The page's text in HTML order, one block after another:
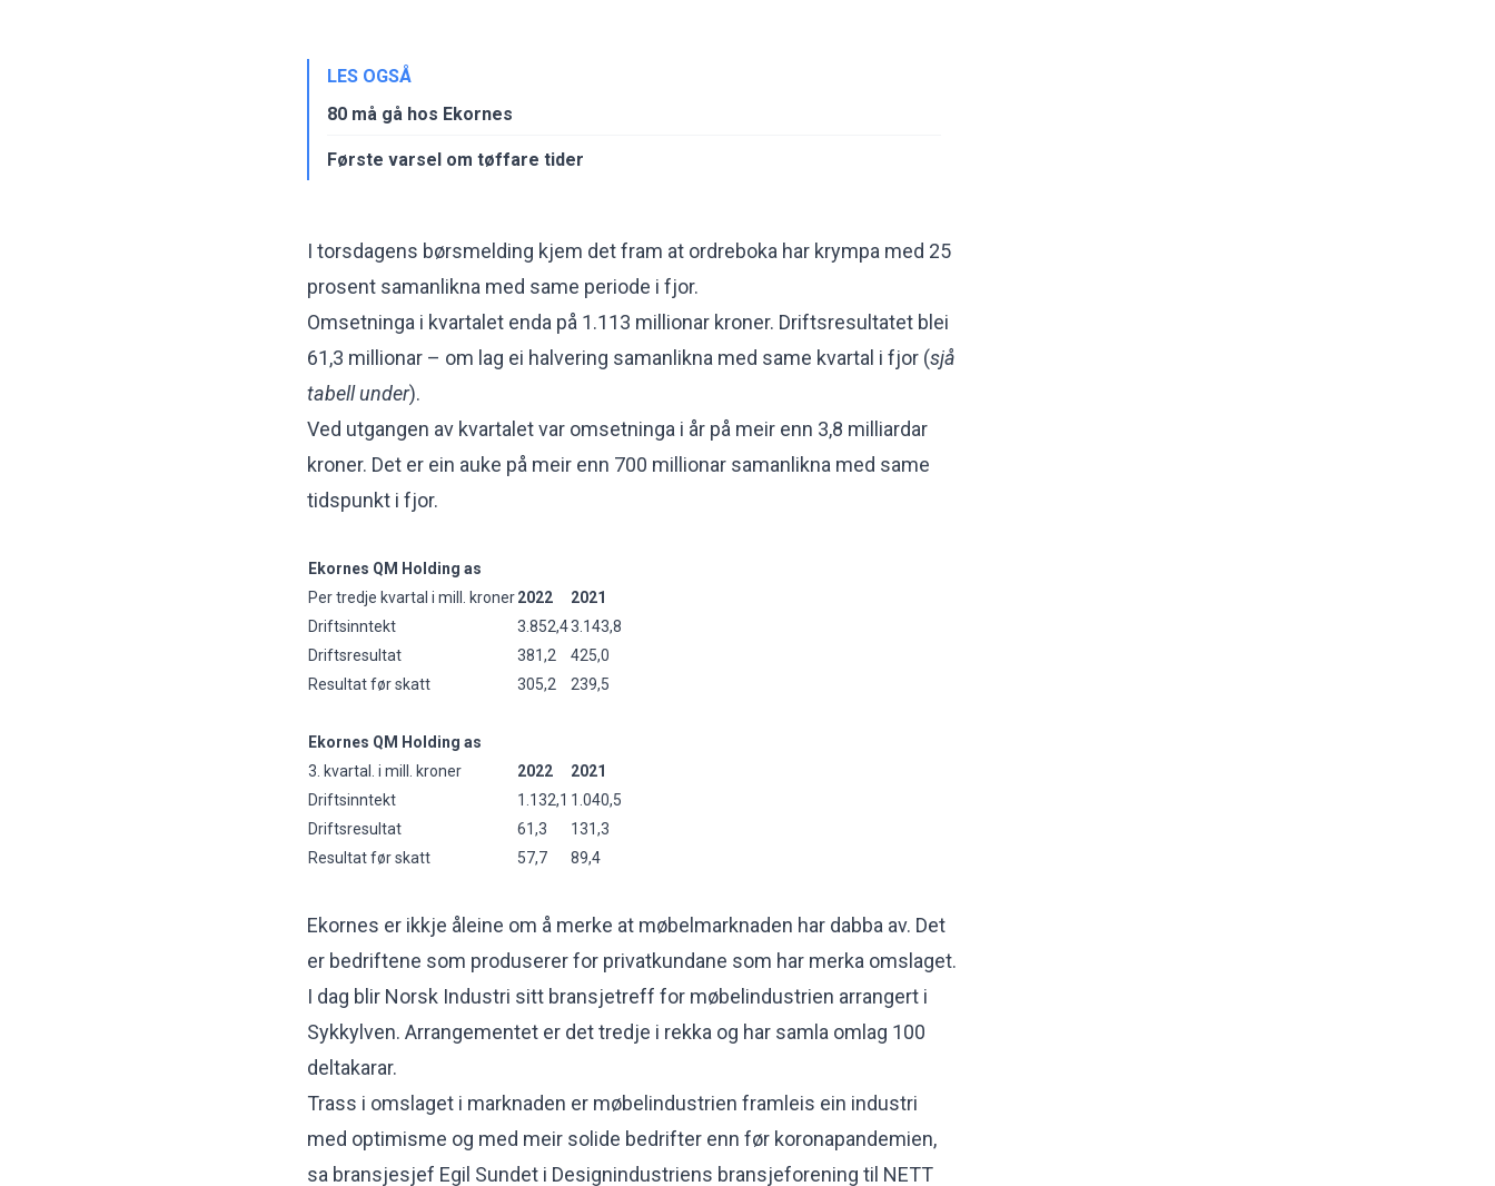
LES OGSÅ
80 må gå hos Ekornes
Første varsel om tøffare tider
I torsdagens børsmelding kjem det fram at ordreboka har krympa med 25
prosent samanlikna med same periode i fjor.
Omsetninga i kvartalet enda på 1.113 millionar kroner. Driftsresultatet blei
61,3 millionar – om lag ei halvering samanlikna med same kvartal i fjor (sjå
tabell under).
Ved utgangen av kvartalet var omsetninga i år på meir enn 3,8 milliardar
kroner. Det er ein auke på meir enn 700 millionar samanlikna med same
tidspunkt i fjor.
Ekornes QM Holding as
Per tredje kvartal i mill. kroner2022
2021
Driftsinntekt
3.852,43.143,8
Driftsresultat
381,2
425,0
Resultat før skatt
305,2 239,5
Ekornes QM Holding as
3. kvartal. i mill. kroner
2022
2021
Driftsinntekt
1.132,1 1.040,5
Driftsresultat
61,3
131,3
Resultat før skatt
57,7 89,4
Ekornes er ikkje åleine om å merke at møbelmarknaden har dabba av. Det
er bedriftene som produserer for privatkundane som har merka omslaget.
I dag blir Norsk Industri sitt bransjetreff for møbelindustrien arrangert i
Sykkylven. Arrangementet er det tredje i rekka og har samla omlag 100
deltakarar.
Trass i omslaget i marknaden er møbelindustrien framleis ein industri
med optimisme og med meir solide bedrifter enn før koronapandemien,
sa bransjesjef Egil Sundet i Designindustriens bransjeforening til NETT